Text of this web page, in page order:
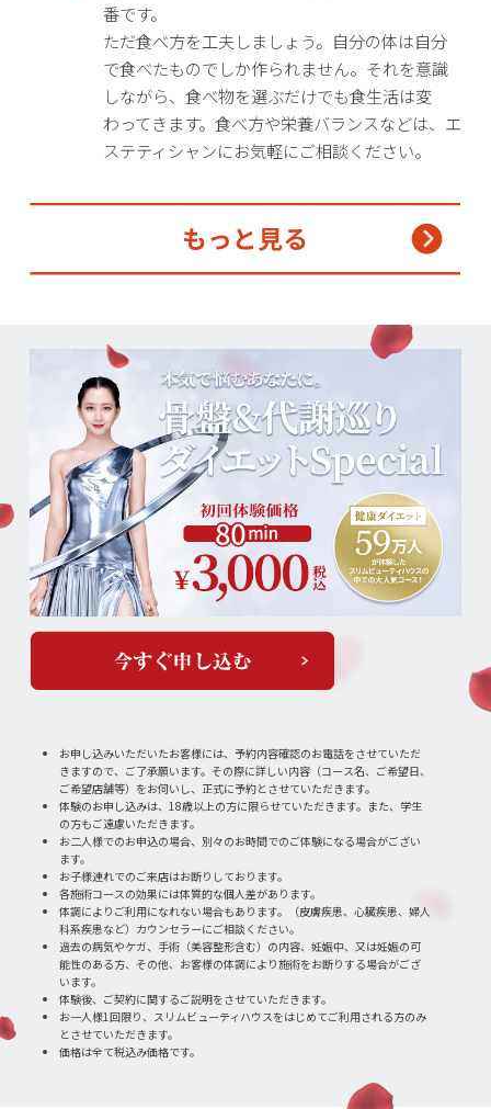
番です。
ただ食べ方を工夫しましょう。自分の体は自分
で食べたものでしか作られません。それを意識
しながら、食べ物を選ぶだけでも食生活は変
わってきます。食べ方や栄養バランスなどは、エ
ステティシャンにお気軽にご相談ください。
お申し込みいただいたお客様には、予約内容確認のお電話をさせていただ
きますので、ご了承願います。その際に詳しい内容（コース名、ご希望日、
ご希望店舗等）をお伺いし、正式に予約とさせていただきます。
体験のお申し込みは、18歳以上の方に限らせていただきます。また、学生
の方もご遠慮いただきます。
お二人様でのお申込の場合、別々のお時間でのご体験になる場合がござい
ます。
お子様連れでのご来店はお断りしております。
各施術コースの効果には体質的な個人差があります。
体調によりご利用になれない場合もあります。（皮膚疾患、心臓疾患、婦人
科系疾患など）カウンセラーにご相談ください。
過去の病気やケガ、手術（美容整形含む）の内容、妊娠中、又は妊娠の可
能性のある方、その他、お客様の体調により施術をお断りする場合がござ
います。
体験後、ご契約に関するご説明をさせていただきます。
お一人様1回限り、スリムビューティハウスをはじめてご利用される方のみ
とさせていただきます。
価格は全て税込み価格です。